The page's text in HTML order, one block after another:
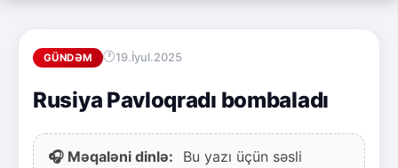
GÜNDƏM 19.İyul.2025
Rusiya Pavloqradı bombaladı
🎧 Məqaləni dinlə:
Bu yazı üçün səsli